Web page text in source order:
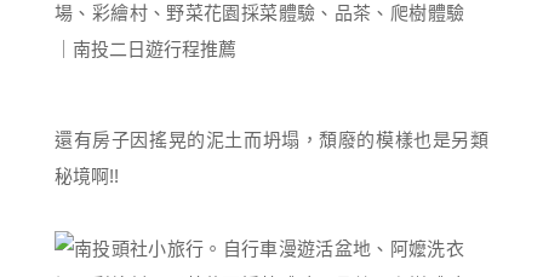
還有房子因搖晃的泥土而坍塌，頹廢的模樣也是另類
秘境啊!!